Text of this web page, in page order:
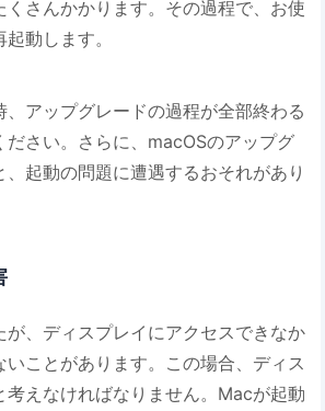
くさんかかります。その過程で、お使
動します。
、アップグレードの過程が全部終わる
ださい。さらに、macOSのアップグ
、起動の問題に遭遇するおそれがあり
、ディスプレイにアクセスできなか
いことがあります。この場合、ディス
考えなければなりません。Macが起動